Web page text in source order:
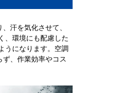
汗を気化させて、
、環境にも配慮した
うになります。空調
、作業効率やコス